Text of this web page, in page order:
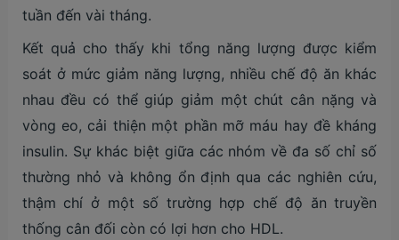
tuần đến vài tháng.
Kết quả cho thấy khi tổng năng lượng được kiểm
soát ở mức giảm năng lượng, nhiều chế độ ăn khác
nhau đều có thể giúp giảm một chút cân nặng và
vòng eo, cải thiện một phần mỡ máu hay đề kháng
insulin. Sự khác biệt giữa các nhóm về đa số chỉ số
thường nhỏ và không ổn định qua các nghiên cứu,
thậm chí ở một số trường hợp chế độ ăn truyền
thống cân đối còn có lợi hơn cho HDL.